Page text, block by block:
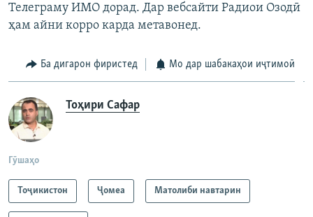
Телеграму ИМО дорад. Дар вебсайти Радиои Озодӣ
ҳам айни корро карда метавонед.
Ба дигарон фиристед Мо дар шабакаҳои иҷтимоӣ
Тоҳири Сафар
Гӯшаҳо
Тоҷикистон Ҷомeа Матолиби навтарин